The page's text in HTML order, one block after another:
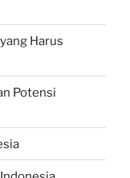
Harus
Potensi